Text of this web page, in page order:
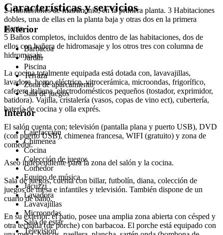
2 Habitaciones de matrimonio, en la primera planta. 3 Habitaciones
dobles, una de ellas en la planta baja y otras dos en la primera
planta.
5 Baños completos, incluidos dentro de las habitaciones, dos de
ellos con bañera de hidromasaje y los otros tres con columna de
hidromasaje.
La cocina totalmente equipada está dotada con, lavavajillas,
lavadora, horno eléctrico, vitrocerámica, microondas, frigorífico,
cafetera italiana, electrodomésticos pequeños (tostador, exprimidor,
batidora). Vajilla, cristalería (vasos, copas de vino ect), cubertería,
batería de cocina y olla exprés.
El salón cuenta con; televisión (pantalla plana y puerto USB), DVD
(con puerto USB), chimenea francesa, WIFI (gratuito) y zona de
comedor.
Aseo independiente para la zona del salón y la cocina.
Sala de juegos, cuenta con billar, futbolín, diana, colección de
juegos de mesa e infantiles y televisión. También dispone de un
cuarto de baño.
En su exterior: el patio, posee una amplia zona abierta con césped y
otra techada (de porche) con barbacoa. El porche está equipado con
Características y servicios
Exterior
Barbacoa
Jardín
Piscina
Terraza
Zona de aparcamiento
Sala de juegos
Interior
Calefacción
Chimenea
Cocina
Colección de juegos
Comedor
Equipo de música
Jacuzzi
Lavadora
Lavavajillas
Microondas
Sala de estar
Televisión